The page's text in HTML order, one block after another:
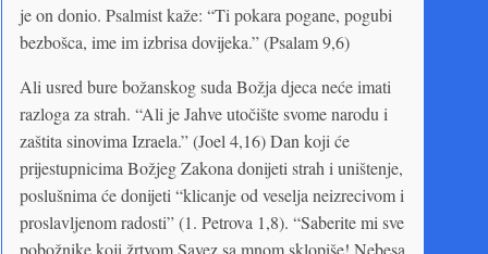
je on donio. Psalmist kaže: “Ti pokara pogane, pogubi
bezbošca, ime im izbrisa dovijeka.” (Psalam 9,6)
Ali usred bure božanskog suda Božja djeca neće imati
razloga za strah. “Ali je Jahve utočište svome narodu i
zaštita sinovima Izraela.” (Joel 4,16) Dan koji će
prijestupnicima Božjeg Zakona donijeti strah i uništenje,
poslušnima će donijeti “klicanje od veselja neizrecivom i
proslavljenom radosti” (1. Petrova 1,8). “Saberite mi sve
pobožnike koji žrtvom Savez sa mnom sklopiše! Nebesa